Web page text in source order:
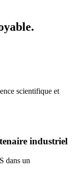
scientifique et
industriel
dans un